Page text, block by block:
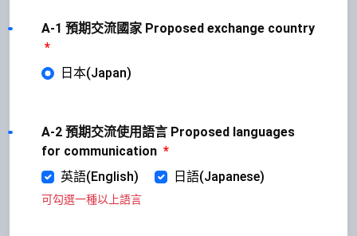
A-1 預期交流國家 Proposed exchange country
*
日本(Japan)
A-2 預期交流使用語言 Proposed languages
for communication *
英語(English)
日語(Japanese)
可勾選一種以上語言